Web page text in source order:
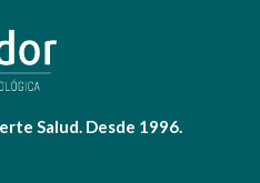
Salud. Desde 1996.